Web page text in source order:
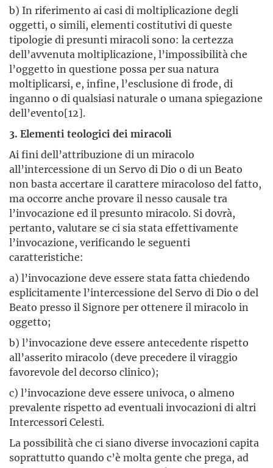
b) In riferimento ai casi di moltiplicazione degli
oggetti, o simili, elementi costitutivi di queste
tipologie di presunti miracoli sono: la certezza
dell’avvenuta moltiplicazione, l’impossibilità che
l’oggetto in questione possa per sua natura
moltiplicarsi, e, infine, l’esclusione di frode, di
inganno o di qualsiasi naturale o umana spiegazione
dell’evento[12].
3. Elementi teologici dei miracoli
Ai fini dell’attribuzione di un miracolo
all’intercessione di un Servo di Dio o di un Beato
non basta accertare il carattere miracoloso del fatto,
ma occorre anche provare il nesso causale tra
l’invocazione ed il presunto miracolo. Si dovrà,
pertanto, valutare se ci sia stata effettivamente
l’invocazione, verificando le seguenti
caratteristiche:
a) l’invocazione deve essere stata fatta chiedendo
esplicitamente l’intercessione del Servo di Dio o del
Beato presso il Signore per ottenere il miracolo in
oggetto;
b) l’invocazione deve essere antecedente rispetto
all’asserito miracolo (deve precedere il viraggio
favorevole del decorso clinico);
c) l’invocazione deve essere univoca, o almeno
prevalente rispetto ad eventuali invocazioni di altri
Intercessori Celesti.
La possibilità che ci siano diverse invocazioni capita
soprattutto quando c’è molta gente che prega, ad